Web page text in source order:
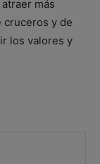
más
cruceros y de
los valores y